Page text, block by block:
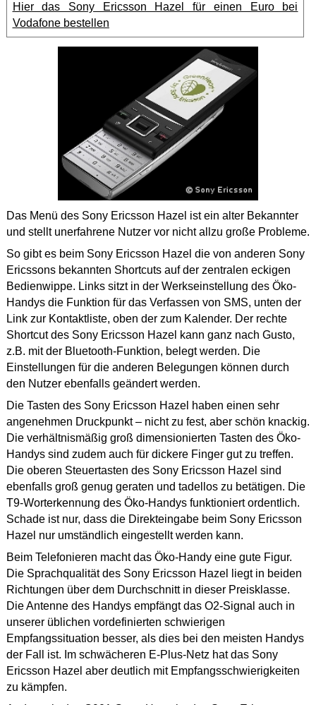
Hier das Sony Ericsson Hazel für einen Euro bei
Vodafone bestellen
Das Menü des Sony Ericsson Hazel ist ein alter Bekannter
und stellt unerfahrene Nutzer vor nicht allzu große Probleme.
So gibt es beim Sony Ericsson Hazel die von anderen Sony
Ericssons bekannten Shortcuts auf der zentralen eckigen
Bedienwippe. Links sitzt in der Werkseinstellung des Öko-
Handys die Funktion für das Verfassen von SMS, unten der
Link zur Kontaktliste, oben der zum Kalender. Der rechte
Shortcut des Sony Ericsson Hazel kann ganz nach Gusto,
z.B. mit der Bluetooth-Funktion, belegt werden. Die
Einstellungen für die anderen Belegungen können durch
den Nutzer ebenfalls geändert werden.
Die Tasten des Sony Ericsson Hazel haben einen sehr
angenehmen Druckpunkt – nicht zu fest, aber schön knackig.
Die verhältnismäßig groß dimensionierten Tasten des Öko-
Handys sind zudem auch für dickere Finger gut zu treffen.
Die oberen Steuertasten des Sony Ericsson Hazel sind
ebenfalls groß genug geraten und tadellos zu betätigen. Die
T9-Worterkennung des Öko-Handys funktioniert ordentlich.
Schade ist nur, dass die Direkteingabe beim Sony Ericsson
Hazel nur umständlich eingestellt werden kann.
Beim Telefonieren macht das Öko-Handy eine gute Figur.
Die Sprachqualität des Sony Ericsson Hazel liegt in beiden
Richtungen über dem Durchschnitt in dieser Preisklasse.
Die Antenne des Handys empfängt das O2-Signal auch in
unserer üblichen vordefinierten schwierigen
Empfangssituation besser, als dies bei den meisten Handys
der Fall ist. Im schwächeren E-Plus-Netz hat das Sony
Ericsson Hazel aber deutlich mit Empfangsschwierigkeiten
zu kämpfen.